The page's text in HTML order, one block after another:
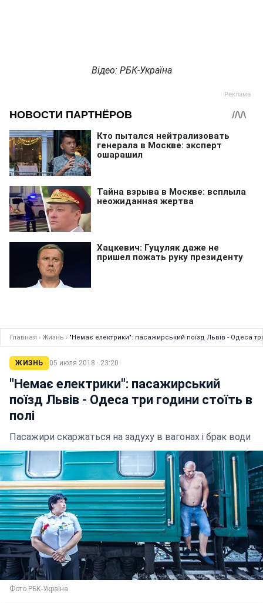
Відео: РБК-Україна
Главная › Жизнь › "Немає електрики": пасажирський поїзд Львів - Одеса
ЖИЗНЬ 05 июля 2018 · 23:20
"Немає електрики": пасажирський
поїзд Львів - Одеса три години стоїть в
полі
Пасажири скаржаться на задуху в вагонах і брак води
Фото РБК-Україна